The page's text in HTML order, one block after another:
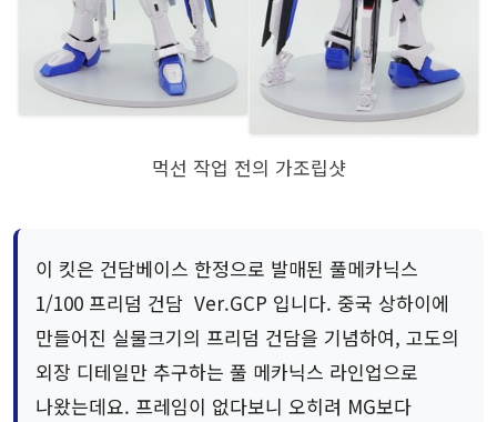
먹선 작업 전의 가조립샷
이 킷은 건담베이스 한정으로 발매된 풀메카닉스
1/100 프리덤 건담 Ver.GCP 입니다. 중국 상하이에
만들어진 실물크기의 프리덤 건담을 기념하여, 고도의
외장 디테일만 추구하는 풀 메카닉스 라인업으로
나왔는데요. 프레임이 없다보니 오히려 MG보다